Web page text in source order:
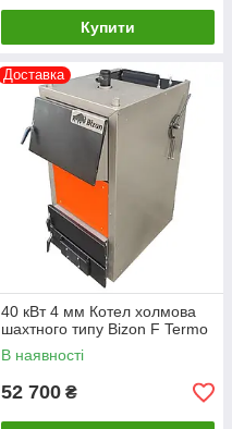
Купити
Доставка
40 кВт 4 мм Котел холмова
шахтного типу Bizon F Termo
В наявності
52 700 ₴